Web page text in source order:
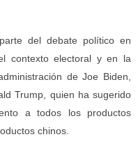
del debate político en
contexto electoral y en la
de Joe Biden,
Trump, quien ha sugerido
a todos los productos
chinos.